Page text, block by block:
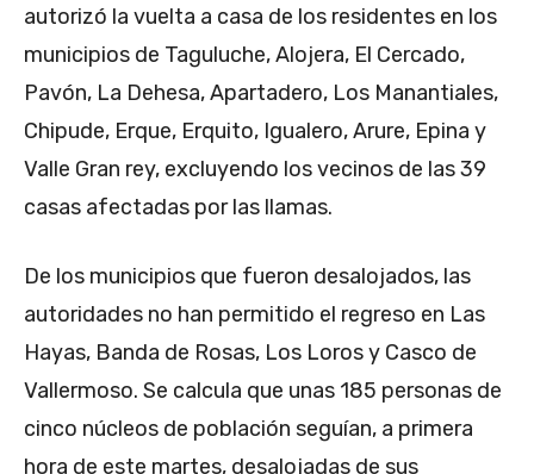
autorizó la vuelta a casa de los residentes en los
municipios de Taguluche, Alojera, El Cercado,
Pavón, La Dehesa, Apartadero, Los Manantiales,
Chipude, Erque, Erquito, Igualero, Arure, Epina y
Valle Gran rey, excluyendo los vecinos de las 39
casas afectadas por las llamas.
De los municipios que fueron desalojados, las
autoridades no han permitido el regreso en Las
Hayas, Banda de Rosas, Los Loros y Casco de
Vallermoso. Se calcula que unas 185 personas de
cinco núcleos de población seguían, a primera
hora de este martes, desalojadas de sus